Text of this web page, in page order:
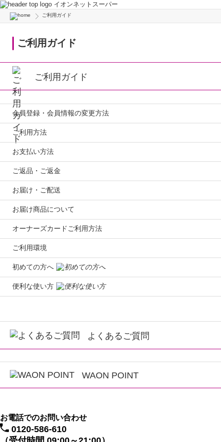
イオンネットスーパー
ご利用ガイド
ご利用ガイド
ご利用ガイド
会員登録・会員情報の変更方法
ご利用方法
お支払い方法
ご返品・ご返金
お届け・ご配送
お届け商品について
オーナーズカードご利用方法
ご利用環境
初めての方へ
便利な使い方
よくあるご質問
WAON POINT
お電話でのお問い合わせ
0120-586-610